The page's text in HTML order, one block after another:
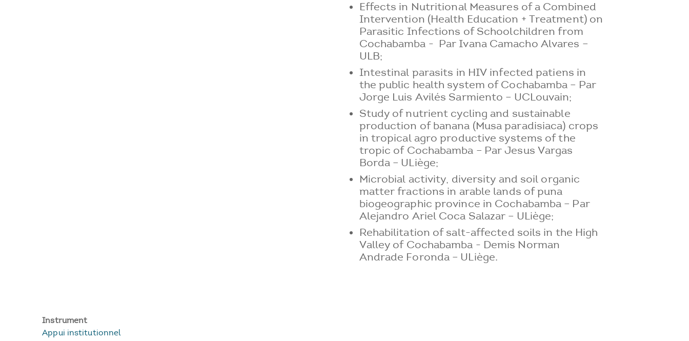
Effects in Nutritional Measures of a Combined
Intervention (Health Education + Treatment) on
Parasitic Infections of Schoolchildren from
Cochabamba - Par Ivana Camacho Alvares –
ULB;
Intestinal parasits in HIV infected patiens in
the public health system of Cochabamba – Par
Jorge Luis Avilés Sarmiento – UCLouvain;
Study of nutrient cycling and sustainable
production of banana (Musa paradisiaca) crops
in tropical agro productive systems of the
tropic of Cochabamba – Par Jesus Vargas
Borda – ULiège;
Microbial activity, diversity and soil organic
matter fractions in arable lands of puna
biogeographic province in Cochabamba – Par
Alejandro Ariel Coca Salazar – ULiège;
Rehabilitation of salt-affected soils in the High
Valley of Cochabamba - Demis Norman
Andrade Foronda – ULiège.
Instrument
Appui institutionnel